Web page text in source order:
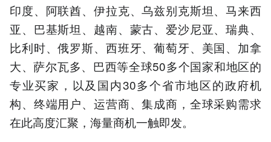
印度、阿联酋、伊拉克、乌兹别克斯坦、马来西
亚、巴基斯坦、越南、蒙古、爱沙尼亚、瑞典、
比利时、俄罗斯、西班牙、葡萄牙、美国、加拿
大、萨尔瓦多、巴西等全球50多个国家和地区的
专业买家，以及国内30多个省市地区的政府机
构、终端用户、运营商、集成商，全球采购需求
在此高度汇聚，海量商机一触即发。